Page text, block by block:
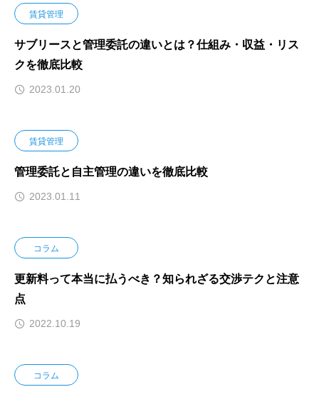
賃貸管理
サブリースと管理委託の違いとは？仕組み・収益・リス
クを徹底比較
2023.01.20
賃貸管理
管理委託と自主管理の違いを徹底比較
2023.01.11
コラム
更新料って本当に払うべき？知られざる交渉テクと注意
点
2022.10.19
コラム